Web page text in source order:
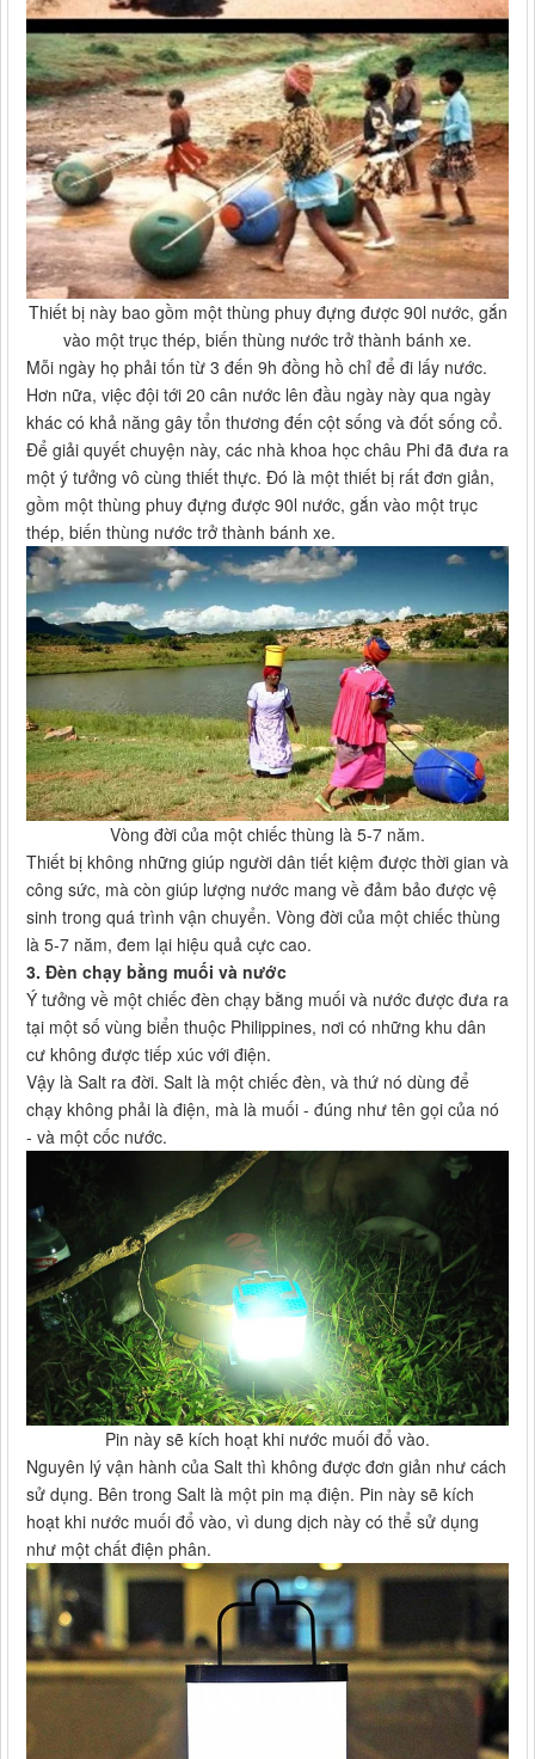
Thiết bị này bao gồm một thùng phuy đựng được 90l nước, gắn
vào một trục thép, biến thùng nước trở thành bánh xe.
Mỗi ngày họ phải tốn từ 3 đến 9h đồng hồ chỉ để đi lấy nước.
Hơn nữa, việc đội tới 20 cân nước lên đầu ngày này qua ngày
khác có khả năng gây tổn thương đến cột sống và đốt sống cổ.
Để giải quyết chuyện này, các nhà khoa học châu Phi đã đưa ra
một ý tưởng vô cùng thiết thực. Đó là một thiết bị rất đơn giản,
gồm một thùng phuy đựng được 90l nước, gắn vào một trục
thép, biến thùng nước trở thành bánh xe.
Vòng đời của một chiếc thùng là 5-7 năm.
Thiết bị không những giúp người dân tiết kiệm được thời gian và
công sức, mà còn giúp lượng nước mang về đảm bảo được vệ
sinh trong quá trình vận chuyển. Vòng đời của một chiếc thùng
là 5-7 năm, đem lại hiệu quả cực cao.
3. Đèn chạy bằng muối và nước
Ý tưởng về một chiếc đèn chạy bằng muối và nước được đưa ra
tại một số vùng biển thuộc Philippines, nơi có những khu dân
cư không được tiếp xúc với điện.
Vậy là Salt ra đời. Salt là một chiếc đèn, và thứ nó dùng để
chạy không phải là điện, mà là muối - đúng như tên gọi của nó
- và một cốc nước.
Pin này sẽ kích hoạt khi nước muối đổ vào.
Nguyên lý vận hành của Salt thì không được đơn giản như cách
sử dụng. Bên trong Salt là một pin mạ điện. Pin này sẽ kích
hoạt khi nước muối đổ vào, vì dung dịch này có thể sử dụng
như một chất điện phân.